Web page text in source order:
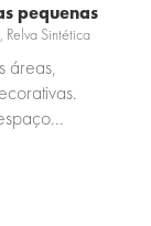
pequenas
, Relva Sintética
áreas,